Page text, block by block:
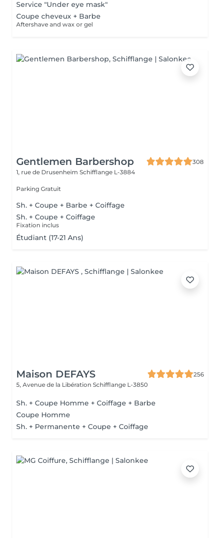
Service "Under eye mask"
Coupe cheveux + Barbe
Aftershave and wax or gel
Gentlemen Barbershop
308
1, rue de Drusenheim Schifflange L-3884
Parking Gratuit
Sh. + Coupe + Barbe + Coiffage
Sh. + Coupe + Coiffage
Fixation inclus
Étudiant (17-21 Ans)
Maison DEFAYS
256
5, Avenue de la Libération Schifflange L-3850
Sh. + Coupe Homme + Coiffage + Barbe
Coupe Homme
Sh. + Permanente + Coupe + Coiffage